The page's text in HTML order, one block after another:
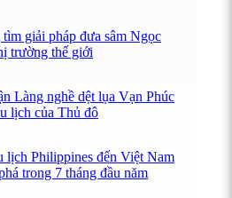
giải pháp đưa sâm Ngọc
trường thế giới
Làng nghề dệt lụa Vạn Phúc
lịch của Thủ đô
lịch Philippines đến Việt Nam
trong 7 tháng đầu năm